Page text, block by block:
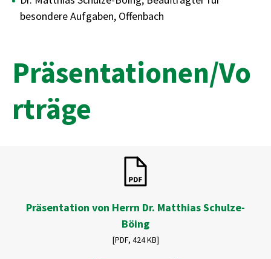
besondere Aufgaben, Offenbach
Präsentationen/Vo
rträge
Präsentation von Herrn Dr. Matthias Schulze-
Böing
[PDF, 424 KB]